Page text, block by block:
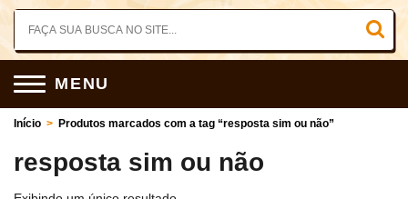
MENU
Início > Produtos marcados com a tag “resposta sim ou não”
resposta sim ou não